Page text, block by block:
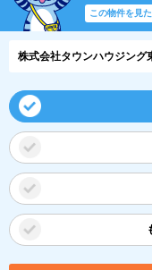
この物件を見
株式会社タウンハウジング